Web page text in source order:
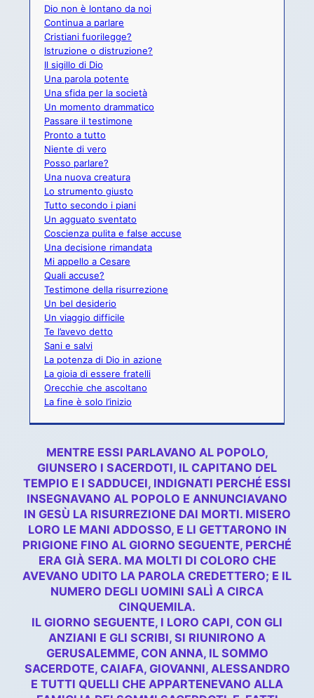
Dio non è lontano da noi
Continua a parlare
Cristiani fuorilegge?
Istruzione o distruzione?
Il sigillo di Dio
Una parola potente
Una sfida per la società
Un momento drammatico
Passare il testimone
Pronto a tutto
Niente di vero
Posso parlare?
Una nuova creatura
Lo strumento giusto
Tutto secondo i piani
Un agguato sventato
Coscienza pulita e false accuse
Una decisione rimandata
Mi appello a Cesare
Quali accuse?
Testimone della risurrezione
Un bel desiderio
Un viaggio difficile
Te l’avevo detto
Sani e salvi
La potenza di Dio in azione
La gioia di essere fratelli
Orecchie che ascoltano
La fine è solo l’inizio
MENTRE ESSI PARLAVANO AL POPOLO,
GIUNSERO I SACERDOTI, IL CAPITANO DEL
TEMPIO E I SADDUCEI, INDIGNATI PERCHÉ ESSI
INSEGNAVANO AL POPOLO E ANNUNCIAVANO
IN GESÙ LA RISURREZIONE DAI MORTI. MISERO
LORO LE MANI ADDOSSO, E LI GETTARONO IN
PRIGIONE FINO AL GIORNO SEGUENTE, PERCHÉ
ERA GIÀ SERA. MA MOLTI DI COLORO CHE
AVEVANO UDITO LA PAROLA CREDETTERO; E IL
NUMERO DEGLI UOMINI SALÌ A CIRCA
CINQUEMILA.
IL GIORNO SEGUENTE, I LORO CAPI, CON GLI
ANZIANI E GLI SCRIBI, SI RIUNIRONO A
GERUSALEMME, CON ANNA, IL SOMMO
SACERDOTE, CAIAFA, GIOVANNI, ALESSANDRO
E TUTTI QUELLI CHE APPARTENEVANO ALLA